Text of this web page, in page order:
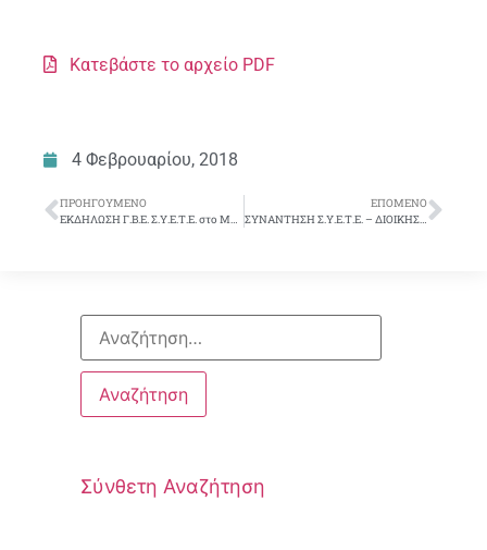
Κατεβάστε το αρχείο PDF
4 Φεβρουαρίου, 2018
ΠΡΟΗΓΟΎΜΕΝΟ
ΕΚΔΗΛΩΣΗ Γ.Β.Ε. Σ.Υ.Ε.Τ.Ε. στο ΜΕΓΑΡΟ ΜΟΥΣΙΚΗΣ ΘΕΣΣΑΛΟΝΙΚΗΣ
ΕΠΌΜΕΝΟ
ΣΥΝΑΝΤΗΣΗ Σ.Υ.Ε.Τ.Ε. – ΔΙΟΙΚΗΣΗΣ
Σύνθετη Αναζήτηση